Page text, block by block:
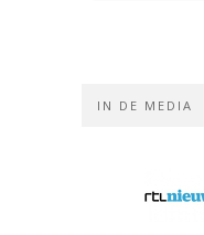
IN DE MEDIA